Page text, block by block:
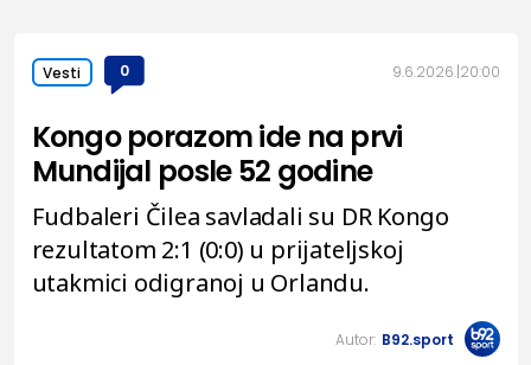
Vesti 0 9.6.2026. 20:00
Kongo porazom ide na prvi
Mundijal posle 52 godine
Fudbaleri Čilea savladali su DR Kongo
rezultatom 2:1 (0:0) u prijateljskoj
utakmici odigranoj u Orlandu.
Autor: B92.sport